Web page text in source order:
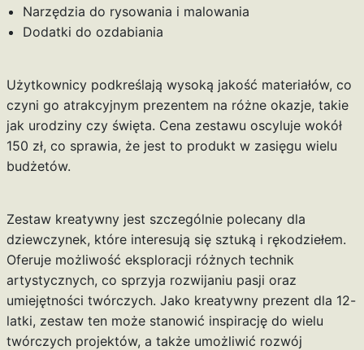
Narzędzia do rysowania i malowania
Dodatki do ozdabiania
Użytkownicy podkreślają wysoką jakość materiałów, co
czyni go atrakcyjnym prezentem na różne okazje, takie
jak urodziny czy święta. Cena zestawu oscyluje wokół
150 zł, co sprawia, że jest to produkt w zasięgu wielu
budżetów.
Zestaw kreatywny jest szczególnie polecany dla
dziewczynek, które interesują się sztuką i rękodziełem.
Oferuje możliwość eksploracji różnych technik
artystycznych, co sprzyja rozwijaniu pasji oraz
umiejętności twórczych. Jako kreatywny prezent dla 12-
latki, zestaw ten może stanowić inspirację do wielu
twórczych projektów, a także umożliwić rozwój